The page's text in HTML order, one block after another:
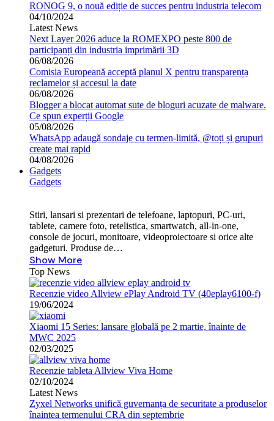
RONOG 9, o nouă ediție de succes pentru industria telecom
04/10/2024
Latest News
Next Layer 2026 aduce la ROMEXPO peste 800 de
participanți din industria imprimării 3D
06/08/2026
Comisia Europeană acceptă planul X pentru transparența
reclamelor și accesul la date
06/08/2026
Blogger a blocat automat sute de bloguri acuzate de malware.
Ce spun experții Google
05/08/2026
WhatsApp adaugă sondaje cu termen-limită, @toți și grupuri
create mai rapid
04/08/2026
Gadgets
Gadgets
Stiri, lansari si prezentari de telefoane, laptopuri, PC-uri,
tablete, camere foto, retelistica, smartwatch, all-in-one,
console de jocuri, monitoare, videoproiectoare si orice alte
gadgeturi. Produse de…
Show More
Top News
Recenzie video Allview ePlay Android TV (40eplay6100-f)
19/06/2024
Xiaomi 15 Series: lansare globală pe 2 martie, înainte de
MWC 2025
02/03/2025
Recenzie tableta Allview Viva Home
02/10/2024
Latest News
Zyxel Networks unifică guvernanța de securitate a produselor
înaintea termenului CRA din septembrie